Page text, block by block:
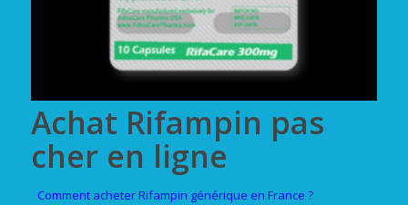
Achat Rifampin pas
cher en ligne
Comment acheter Rifampin générique en France ?